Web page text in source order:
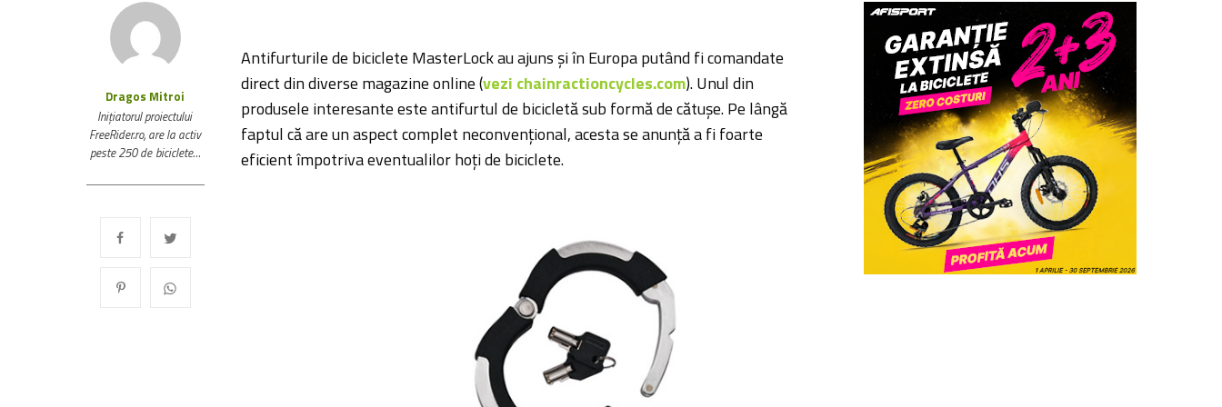
Dragos Mitroi
Inițiatorul proiectului
FreeRider.ro, are la activ
peste 250 de biciclete…
Antifurturile de biciclete MasterLock au ajuns și în Europa putând fi comandate
direct din diverse magazine online (vezi chainractioncycles.com). Unul din
produsele interesante este antifurtul de bicicletă sub formă de cătușe. Pe lângă
faptul că are un aspect complet neconvențional, acesta se anunță a fi foarte
eficient împotriva eventualilor hoți de biciclete.